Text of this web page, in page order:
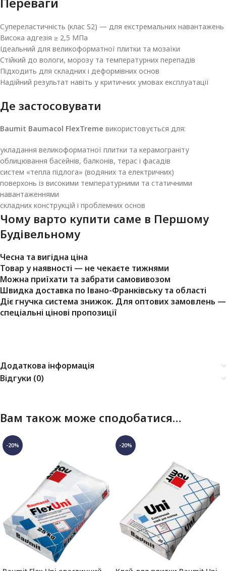
Супереластичність (клас S2) — для екстремальних навантажень
Висока адгезія ≥ 2,5 МПа
Ідеальний для великоформатної плитки та мозаїки
Стійкий до вологи, морозу та температурних перепадів
Підходить для складних і деформівних основ
Надійний результат навіть у критичних умовах експлуатації
Де застосовувати
Baumit Baumacol FlexTreme використовується для:
укладання великоформатної плитки та керамограніту
облицювання басейнів, балконів, терас і фасадів
систем «тепла підлога» (водяних та електричних)
поверхонь із високими температурними та статичними
навантаженнями
складних конструкцій і проблемних основ
Чому варто купити саме в Першому
Будівельному
Чесна та вигідна ціна
Товар у наявності — не чекаєте тижнями
Можна приїхати та забрати самовивозом
Швидка доставка по Івано-Франківську та області
Діє гнучка система знижок. Для оптових замовлень —
спеціальні цінові пропозиції
Додаткова інформація
Відгуки (0)
Вам також може сподобатися…
-20% -20%